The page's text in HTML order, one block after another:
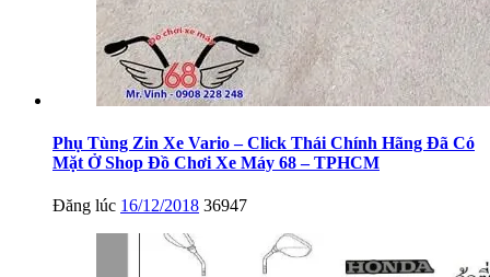
Phụ Tùng Zin Xe Vario – Click Thái Chính Hãng Đã Có
Mặt Ở Shop Đồ Chơi Xe Máy 68 – TPHCM
Đăng lúc 16/12/2018 36947